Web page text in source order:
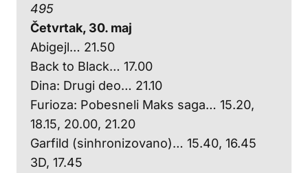
495
Četvrtak, 30. maj
Abigejl… 21.50
Back to Black… 17.00
Dina: Drugi deo… 21.10
Furioza: Pobesneli Maks saga… 15.20,
18.15, 20.00, 21.20
Garfild (sinhronizovano)… 15.40, 16.45
3D, 17.45